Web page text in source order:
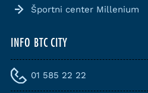
Športni center Millenium
INFO BTC CITY
01 585 22 22